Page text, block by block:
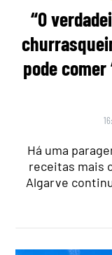
“O
pode comer
Há uma
receitas mais
Algarve